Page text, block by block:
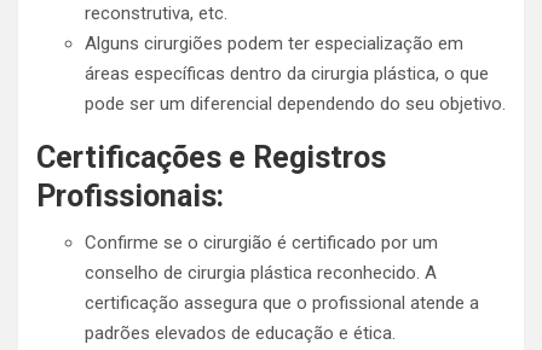
reconstrutiva, etc.
Alguns cirurgiões podem ter especialização em
áreas específicas dentro da cirurgia plástica, o que
pode ser um diferencial dependendo do seu objetivo.
Certificações e Registros
Profissionais:
Confirme se o cirurgião é certificado por um
conselho de cirurgia plástica reconhecido. A
certificação assegura que o profissional atende a
padrões elevados de educação e ética.